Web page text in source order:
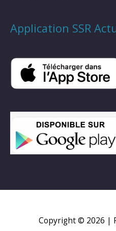
Application SSR
Copyright © 2026 |